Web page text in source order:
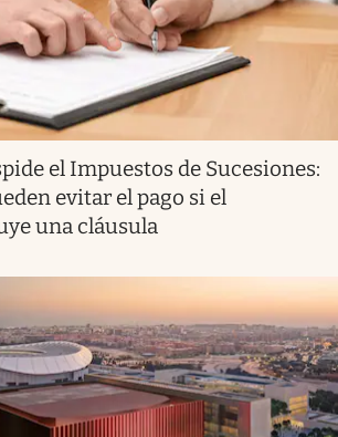
el Impuestos de Sucesiones:
evitar el pago si el
una cláusula